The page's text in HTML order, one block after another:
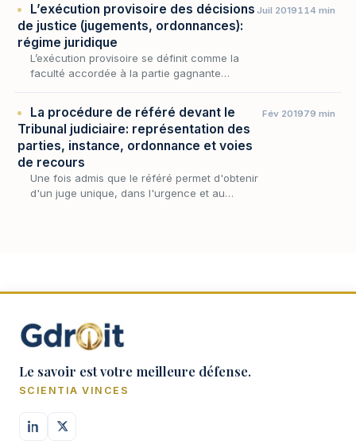
L’exécution provisoire des décisions
de justice (jugements, ordonnances):
régime juridique
L’exécution provisoire se définit comme la
faculté accordée à la partie gagnante
l’exécution d…
Juil 2019114 min
La procédure de référé devant le
Tribunal judiciaire: représentation des
parties, instance, ordonnance et voies
de recours
Une fois admis que le référé permet d'obtenir
d'un juge unique, dans l'urgence et au
Fév 201979 min
Le savoir est votre meilleure défense.
SCIENTIA VINCES